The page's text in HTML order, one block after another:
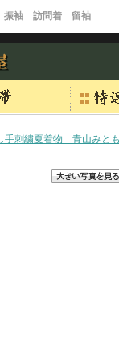
振袖 訪問着 留袖